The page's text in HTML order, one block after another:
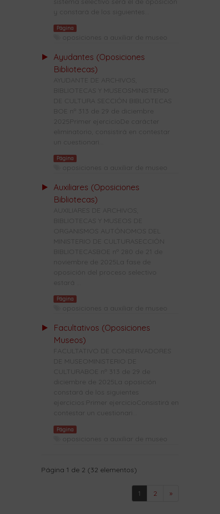
y constará de los siguientes...
Página
oposiciones a auxiliar de museo
Ayudantes (Oposiciones
Bibliotecas)
AYUDANTE DE ARCHIVOS,
BIBLIOTECAS Y MUSEOSMINISTERIO
DE CULTURA SECCIÓN BIBLIOTECAS
BOE nº 313 de 29 de diciembre
2025Primer ejercicioDe carácter
eliminatorio, consistirá en contestar
un cuestionari...
Página
oposiciones a auxiliar de museo
Auxiliares (Oposiciones
Bibliotecas)
AUXILIARES DE ARCHIVOS,
BIBLIOTECAS Y MUSEOS DE
ORGANISMOS AUTÓNOMOS DEL
MINISTERIO DE CULTURASECCIÓN
BIBLIOTECASBOE nº 280 de 21 de
noviembre de 2025La fase de
oposición del proceso selectivo
estará ...
Página
oposiciones a auxiliar de museo
Facultativos (Oposiciones
Museos)
FACULTATIVO DE CONSERVADORES
DE MUSEOMINISTERIO DE
CULTURABOE nº 313 de 29 de
diciembre de 2025La oposición
constará de los siguientes
ejercicios:Primer ejercicioConsistirá en
contestar un cuestionari...
Página
oposiciones a auxiliar de museo
Página 1 de 2 (32 elementos)
1 2 »